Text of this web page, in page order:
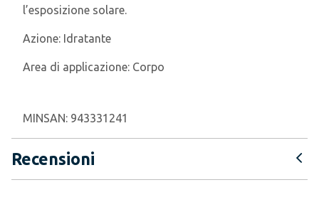
l’esposizione solare.
Azione: Idratante
Area di applicazione: Corpo
MINSAN: 943331241
Recensioni